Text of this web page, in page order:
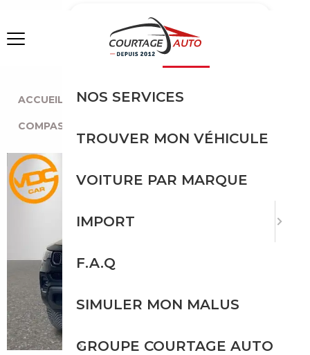
ACCUEIL TOUTES LES MARQUES
COMPASS
MENU
NOS SERVICES
TROUVER MON VÉHICULE
VOITURE PAR MARQUE
IMPORT
F.A.Q
SIMULER MON MALUS
GROUPE COURTAGE AUTO